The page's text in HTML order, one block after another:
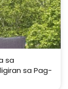
sa
sa Pag-